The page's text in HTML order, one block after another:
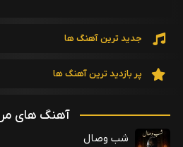
جدید ترین آهنگ ها
پر بازدید ترین آهنگ ها
آهنگ های
شب وصال